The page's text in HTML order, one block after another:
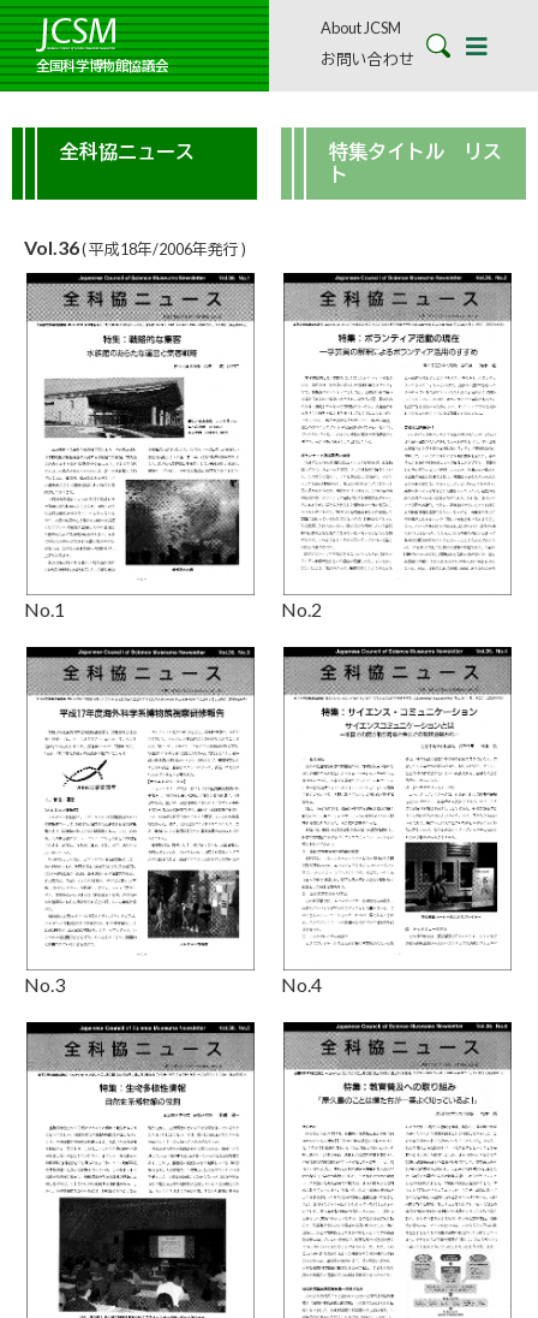
全国科学博物館協議会
About JCSM
お問い合わせ
全科協ニュース
特集タイトル リス
ト
Vol.36( 平成18年/2006年発行 )
No.1 No.2
No.3 No.4